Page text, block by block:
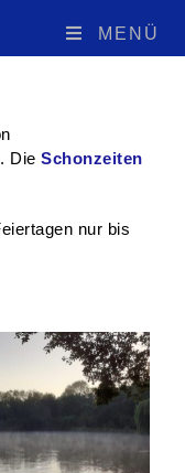
MENÜ
Die Schonzeiten
nur bis